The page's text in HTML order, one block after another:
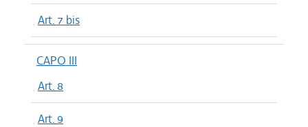
Art. 7 bis
CAPO III
Art. 8
Art. 9